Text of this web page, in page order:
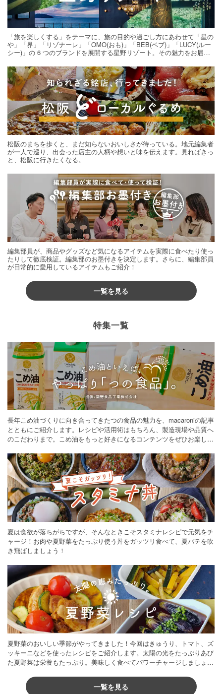
「旅を楽しくする」をテーマに、旅の目的や過ごし方にあわせて「星の
や」「界」「リゾナーレ」「OMO(おも)」「BEB(ベブ)」「LUCY(ルー
シー)」の 6 つのブランドを展開する星野リゾート。その魅力をお届け
松阪のまちを歩くと、まだ知らないおいしさが待っている。地元編集者
が一人で巡り、出会った店主の人柄や想いと味を伝えます。見ればきっ
と、松阪に行きたくなる。
編集部員が、商品やグッズなど気になるアイテムを実際に食べたり使っ
たりして徹底検証。編集部のお墨付きを決定します。さらに、編集部員
が日常的に愛用しているアイテムもご紹介！
一覧を見る
特集一覧
長年こめ油づくりに向き合ってきたつの食品の魅力を、macaroniの記事
とともにご紹介します。レシピや活用術はもちろん、製造現場や品質へ
のこだわりまで。こめ油をもっと好きになるコンテンツをぜひお楽しみ
夏は食欲が落ちがちですが、そんなときこそスタミナレシピで元気をチ
ャージ！お肉や夏野菜をたっぷり使う丼をガッツリ食べて、夏バテを吹
き飛ばしましょう！
夏野菜のおいしい季節がやってきました！今回はきゅうり、トマト、ズ
ッキーニなどを使ったレシピをご紹介します。太陽の光をたっぷりあび
た夏野菜は栄養もたっぷり。美味しく食べてパワーチャージしましょう
一覧を見る